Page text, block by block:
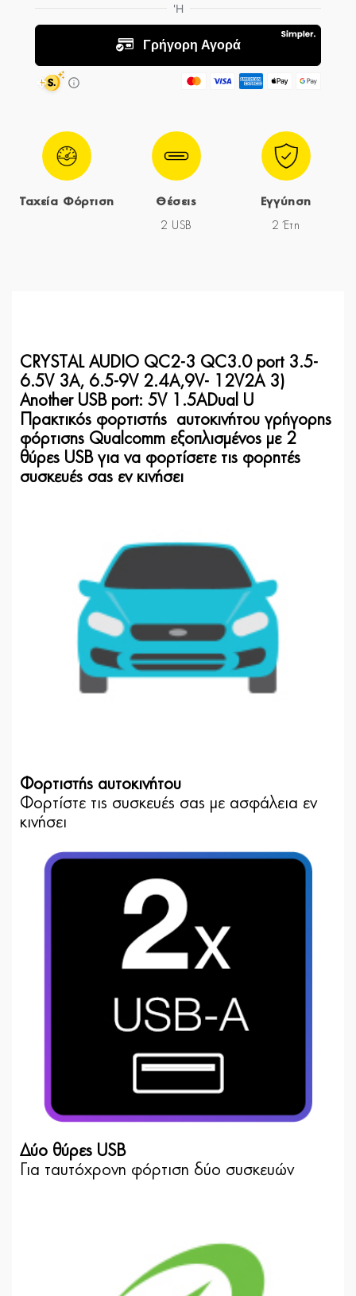
Ταχεία Φόρτιση Θέσεις
2 USB
Εγγύηση
2 Έτη
CRYSTAL AUDIO QC2-3 QC3.0 port 3.5-
6.5V 3A, 6.5-9V 2.4A,9V- 12V2A 3)
Another USB port: 5V 1.5ADual U
Πρακτικός φορτιστής αυτοκινήτου γρήγορης
φόρτισης Qualcomm εξοπλισμένος με 2
θύρες USB για να φορτίσετε τις φορητές
συσκευές σας εν κινήσει
Φορτιστής αυτοκινήτου
Φορτίστε τις συσκευές σας με ασφάλεια εν
κινήσει
Δύο θύρες USB
Για ταυτόχρονη φόρτιση δύο συσκευών